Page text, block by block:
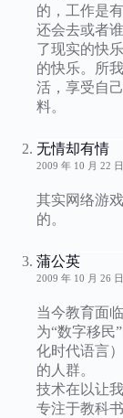
的，工作是
还会去或者
了现实的快
的快乐。所
活，享受自
料。
无情却有情
2009 年 10 月 22
其实网络游
的。
蒲公英
2009 年 10 月 26
当今教育面
为“数字移民
化时代语言
的人群。
技术在以让
专注于教科